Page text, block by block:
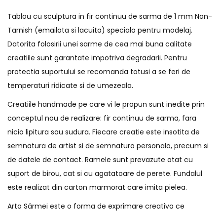
Tablou cu sculptura in fir continuu de sarma de 1 mm Non-
Tarnish (emailata si lacuita) speciala pentru modelaj.
Datorita folosirii unei sarme de cea mai buna calitate
creatiile sunt garantate impotriva degradarii. Pentru
protectia suportului se recomanda totusi a se feri de
temperaturi ridicate si de umezeala.
Creatiile handmade pe care vi le propun sunt inedite prin
conceptul nou de realizare: fir continuu de sarma, fara
nicio lipitura sau sudura. Fiecare creatie este insotita de
semnatura de artist si de semnatura personala, precum si
de datele de contact. Ramele sunt prevazute atat cu
suport de birou, cat si cu agatatoare de perete. Fundalul
este realizat din carton marmorat care imita pielea.
Arta Sârmei este o forma de exprimare creativa ce